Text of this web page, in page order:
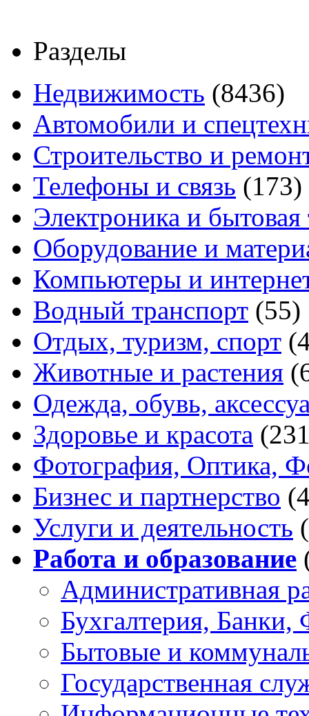
Разделы
Недвижимость (8436)
Автомобили и
Строительство и
Телефоны и связь (173)
Электроника и бытовая
Оборудование и
Компьютеры и
Водный транспорт (55)
Отдых, туризм, спорт
Животные и растения
Одежда, обувь,
Здоровье и красота
Фотография, Оптика,
Бизнес и партнерство
Услуги и деятельность
Работа и образование
Административная
Бухгалтерия,
Бытовые и
Государственная